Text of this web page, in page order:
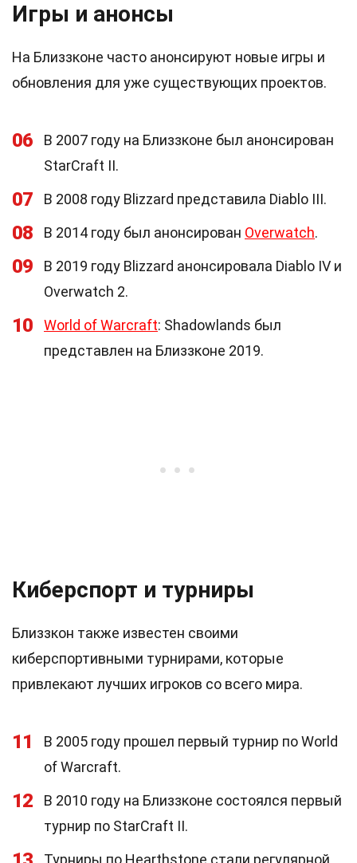
Игры и анонсы
На Близзконе часто анонсируют новые игры и
обновления для уже существующих проектов.
06
В 2007 году на Близзконе был анонсирован
StarCraft II.
07 В 2008 году Blizzard представила Diablo III.
08 В 2014 году был анонсирован Overwatch.
09
В 2019 году Blizzard анонсировала Diablo IV и
Overwatch 2.
10 World of Warcraft: Shadowlands был
представлен на Близзконе 2019.
Киберспорт и турниры
Близзкон также известен своими
киберспортивными турнирами, которые
привлекают лучших игроков со всего мира.
11
В 2005 году прошел первый турнир по World
of Warcraft.
12
В 2010 году на Близзконе состоялся первый
турнир по StarCraft II.
Турниры по Hearthstone стали регулярной